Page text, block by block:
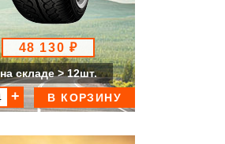
48 130 ₽
на складе > 12шт.
В КОРЗИНУ